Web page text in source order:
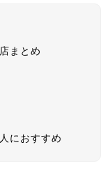
まとめ
におすすめ